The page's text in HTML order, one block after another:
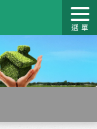
幸福工
藝
客戶服